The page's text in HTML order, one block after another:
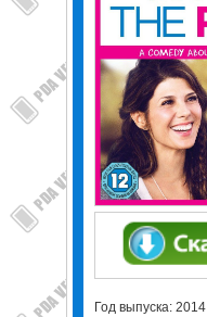
Год выпуска: 2014